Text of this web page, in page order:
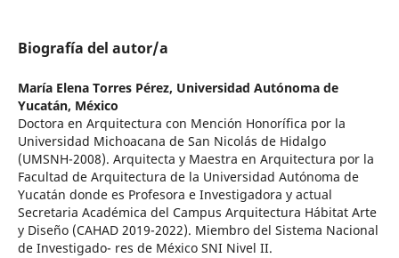
Biografía del autor/a
María Elena Torres Pérez, Universidad Autónoma de
Yucatán, México
Doctora en Arquitectura con Mención Honorífica por la
Universidad Michoacana de San Nicolás de Hidalgo
(UMSNH-2008). Arquitecta y Maestra en Arquitectura por la
Facultad de Arquitectura de la Universidad Autónoma de
Yucatán donde es Profesora e Investigadora y actual
Secretaria Académica del Campus Arquitectura Hábitat Arte
y Diseño (CAHAD 2019-2022). Miembro del Sistema Nacional
de Investigado- res de México SNI Nivel II.